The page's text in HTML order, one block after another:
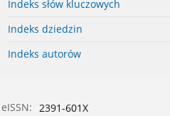
Indeks słów kluczowych
Indeks dziedzin
Indeks autorów
eISSN: 2391-601X